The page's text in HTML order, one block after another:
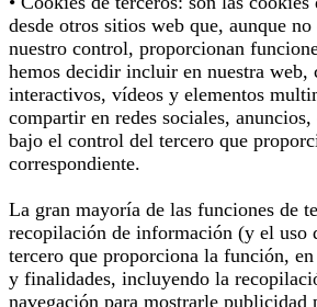
desde otros sitios web que, aunque
nuestro control, proporcionan
hemos decidir incluir en nuestra web,
interactivos, vídeos y elementos
compartir en redes sociales,
bajo el control del tercero que
correspondiente.
La gran mayoría de las funciones de
recopilación de información (y el uso
tercero que proporciona la función,
y finalidades, incluyendo la
navegación para mostrarle publicidad